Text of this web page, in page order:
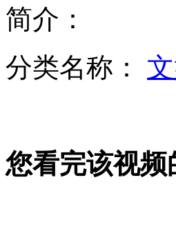
俄女子8年杀17老人 判20年监
简介：
分类名称：
您看完该视频